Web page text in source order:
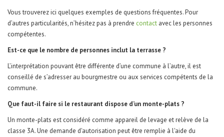
Vous trouverez ici quelques exemples de questions fréquentes. Pour
d’autres particularités, n’hésitez pas à prendre contact avec les personnes
compétentes.
Est-ce que le nombre de personnes inclut la terrasse ?
L’interprétation pouvant être différente d’une commune à l’autre, il est
conseillé de s’adresser au bourgmestre ou aux services compétents de la
commune.
Que faut-il faire si le restaurant dispose d’un monte-plats ?
Un monte-plats est considéré comme appareil de levage et relève de la
classe 3A. Une demande d'autorisation peut être remplie à l'aide du